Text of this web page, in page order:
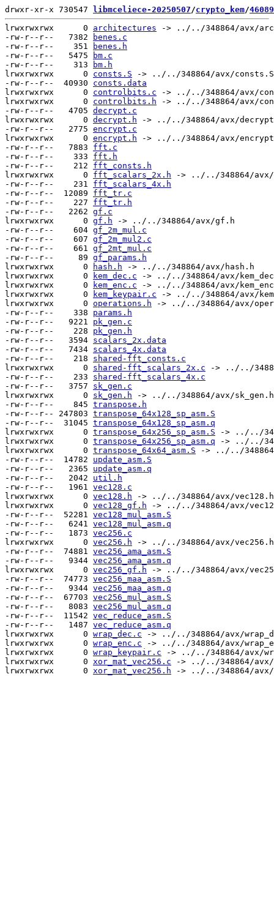
drwxr-xr-x 730547 libmceliece-20250507/crypto_kem/
lrwxrwxrwx      0 architectures -> ../../348864/avx/
-rw-r--r--   7382
benes.c
-rw-r--r--    351
benes.h
-rw-r--r--   5475
bm.c
-rw-r--r--    313
bm.h
lrwxrwxrwx      0 consts.S -> ../../348864/avx/consts.S
-rw-r--r--  40930 consts.data
lrwxrwxrwx      0 controlbits.c -> ../../348864/avx/
lrwxrwxrwx      0 controlbits.h -> ../../348864/avx/
-rw-r--r--   4705 decrypt.c
lrwxrwxrwx      0 decrypt.h -> ../../348864/avx/
-rw-r--r--   2775 encrypt.c
lrwxrwxrwx      0 encrypt.h -> ../../348864/avx/
-rw-r--r--   7883 fft.c
-rw-r--r--    333 fft.h
-rw-r--r--    212 fft_consts.h
lrwxrwxrwx      0 fft_scalars_2x.h -> ../../348864/
-rw-r--r--    231 fft_scalars_4x.h
-rw-r--r--  12089 fft_tr.c
-rw-r--r--    227 fft_tr.h
-rw-r--r--   2262 gf.c
lrwxrwxrwx      0 gf.h -> ../../348864/avx/gf.h
-rw-r--r--    604 gf_2m_mul.c
-rw-r--r--    607 gf_2m_mul2.c
-rw-r--r--    661 gf_2mt_mul.c
-rw-r--r--     89 gf_params.h
lrwxrwxrwx      0
hash.h -> ../../348864/avx/hash.h
lrwxrwxrwx      0
kem_dec.c -> ../../348864/avx/
lrwxrwxrwx      0
kem_enc.c -> ../../348864/avx/
lrwxrwxrwx      0
kem_keypair.c -> ../../348864/avx/
lrwxrwxrwx      0 operations.h -> ../../348864/avx/
-rw-r--r--    338 params.h
-rw-r--r--   9221 pk_gen.c
-rw-r--r--    228 pk_gen.h
-rw-r--r--   3594 scalars_2x.data
-rw-r--r--   7434 scalars_4x.data
-rw-r--r--    218 shared-fft_consts.c
lrwxrwxrwx      0 shared-fft_scalars_2x.c -> ../../
-rw-r--r--    233 shared-fft_scalars_4x.c
-rw-r--r--   3757 sk_gen.c
lrwxrwxrwx      0 sk_gen.h -> ../../348864/avx/sk_gen.h
-rw-r--r--    845 transpose.h
-rw-r--r-- 247803 transpose_64x128_sp_asm.S
-rw-r--r--  31045 transpose_64x128_sp_asm.q
lrwxrwxrwx      0 transpose_64x256_sp_asm.S -> ../../
lrwxrwxrwx      0 transpose_64x256_sp_asm.q -> ../../
lrwxrwxrwx      0 transpose_64x64_asm.S -> ../../348864/
-rw-r--r--  14782 update_asm.S
-rw-r--r--   2365 update_asm.q
-rw-r--r--   2042 util.h
-rw-r--r--   1961 vec128.c
lrwxrwxrwx      0 vec128.h -> ../../348864/avx/vec128.h
lrwxrwxrwx      0 vec128_gf.h -> ../../348864/avx/
-rw-r--r--  52281 vec128_mul_asm.S
-rw-r--r--   6241 vec128_mul_asm.q
-rw-r--r--   1873 vec256.c
lrwxrwxrwx      0 vec256.h -> ../../348864/avx/vec256.h
-rw-r--r--  74881 vec256_ama_asm.S
-rw-r--r--   9344 vec256_ama_asm.q
lrwxrwxrwx      0 vec256_gf.h -> ../../348864/avx/
-rw-r--r--  74773 vec256_maa_asm.S
-rw-r--r--   9344 vec256_maa_asm.q
-rw-r--r--  67703 vec256_mul_asm.S
-rw-r--r--   8083 vec256_mul_asm.q
-rw-r--r--  11542 vec_reduce_asm.S
-rw-r--r--   1487 vec_reduce_asm.q
lrwxrwxrwx      0 wrap_dec.c -> ../../348864/avx/
lrwxrwxrwx      0 wrap_enc.c -> ../../348864/avx/
lrwxrwxrwx      0 wrap_keypair.c -> ../../348864/avx/
lrwxrwxrwx      0 xor_mat_vec256.c -> ../../348864/avx/
lrwxrwxrwx      0 xor_mat_vec256.h